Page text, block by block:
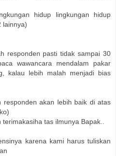
hidup lingkungan hidup
lainnya)
responden pasti tidak sampai 30
wawancara mendalam pakar
kalau lebih malah menjadi bias
responden akan lebih baik di atas
tas ilmunya Bapak..
karena kami harus tuliskan